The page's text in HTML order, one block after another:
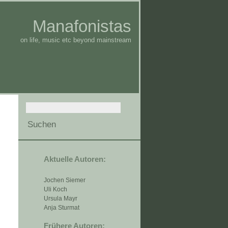
Manafonistas
on life, music etc beyond mainstream
Aktuelle Autoren:
Jochen Siemer
Uli Koch
Ursula Mayr
Anja Sturmat
Frühere Autoren: